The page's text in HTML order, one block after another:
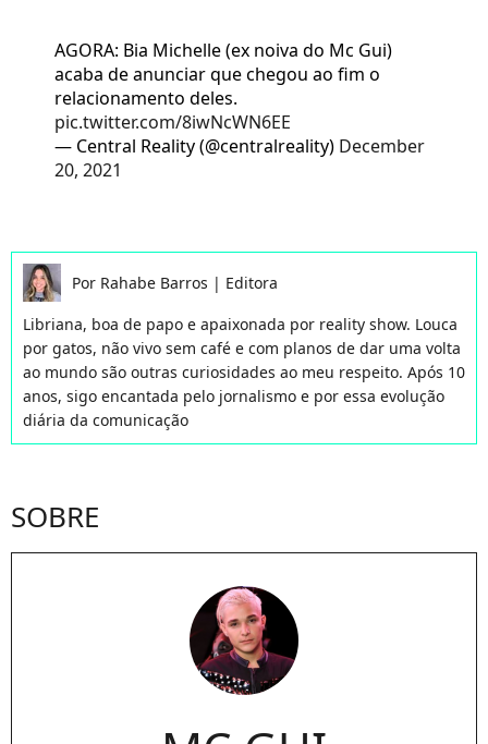
AGORA: Bia Michelle (ex noiva do Mc Gui)
acaba de anunciar que chegou ao fim o
relacionamento deles.
pic.twitter.com/8iwNcWN6EE
— Central Reality (@centralreality) December
20, 2021
Por Rahabe Barros | Editora
Libriana, boa de papo e apaixonada por reality show. Louca
por gatos, não vivo sem café e com planos de dar uma volta
ao mundo são outras curiosidades ao meu respeito. Após 10
anos, sigo encantada pelo jornalismo e por essa evolução
diária da comunicação
SOBRE